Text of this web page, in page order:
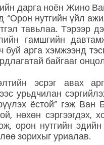
дарга ноён Жино
“Орон нутгийн үйл
тавьлаа. Тэрээр
гамшгийн
буй арга хэмжээнд
байгааг
эсрэг авах
урьдчилан
ёстой” гэж
нөхөн сэргээгдэх,
орон нутгийн
зорихыг уриалав.